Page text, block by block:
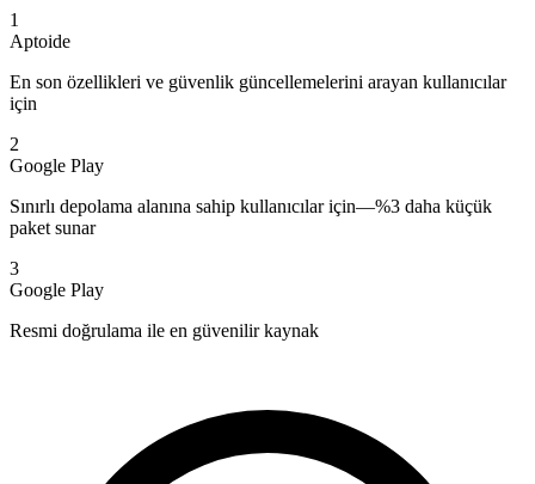
1
Aptoide
En son özellikleri ve güvenlik güncellemelerini arayan kullanıcılar
için
2
Google Play
Sınırlı depolama alanına sahip kullanıcılar için—%3 daha küçük
paket sunar
3
Google Play
Resmi doğrulama ile en güvenilir kaynak